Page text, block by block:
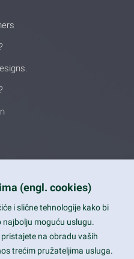
(engl. cookies)
i slične tehnologije kako bi
moguću uslugu.
na obradu vaših
trećim pružateljima usluga.